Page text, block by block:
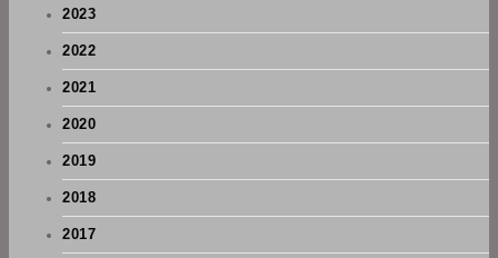
2023
2022
2021
2020
2019
2018
2017